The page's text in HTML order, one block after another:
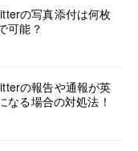
の写真添付は何枚
可能？
の報告や通報が英
なる場合の対処法！